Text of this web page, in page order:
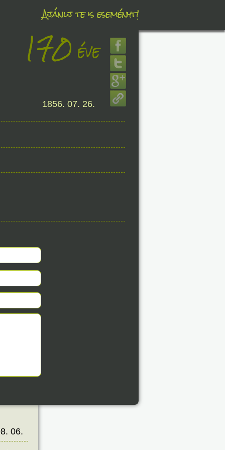
Ajánlj te is eseményt!
06.
06.
06.
170 éve
1856. 07. 26.